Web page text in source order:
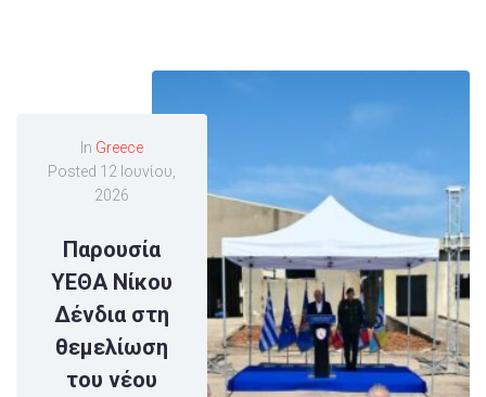
In Greece
Posted 12 Ιουνίου,
2026
Παρουσία
ΥΕΘΑ Νίκου
Δένδια στη
θεμελίωση
του νέου